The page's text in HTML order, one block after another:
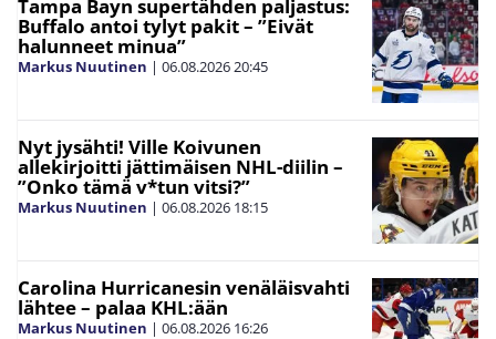
Tampa Bayn supertähden paljastus:
Buffalo antoi tylyt pakit – ”Eivät
halunneet minua”
Markus Nuutinen | 06.08.202620:45
Nyt jysähti! Ville Koivunen
allekirjoitti jättimäisen NHL-diilin –
”Onko tämä v*tun vitsi?”
Markus Nuutinen | 06.08.2026 18:15
Carolina Hurricanesin venäläisvahti
lähtee – palaa KHL:ään
Markus Nuutinen | 06.08.2026 16:26